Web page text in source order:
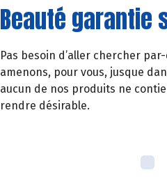
Beauté garantie
Pas besoin d’aller chercher
amenons, pour vous, jusque
aucun de nos produits ne
rendre désirable.